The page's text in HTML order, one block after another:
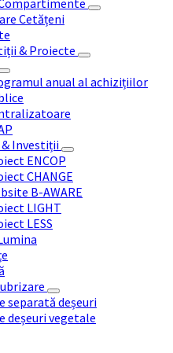
Cetățeni
& Proiecte
anual al achizițiilor
Investiții
ENCOP
CHANGE
B-AWARE
LIGHT
LESS
separată deșeuri
deșeuri vegetale